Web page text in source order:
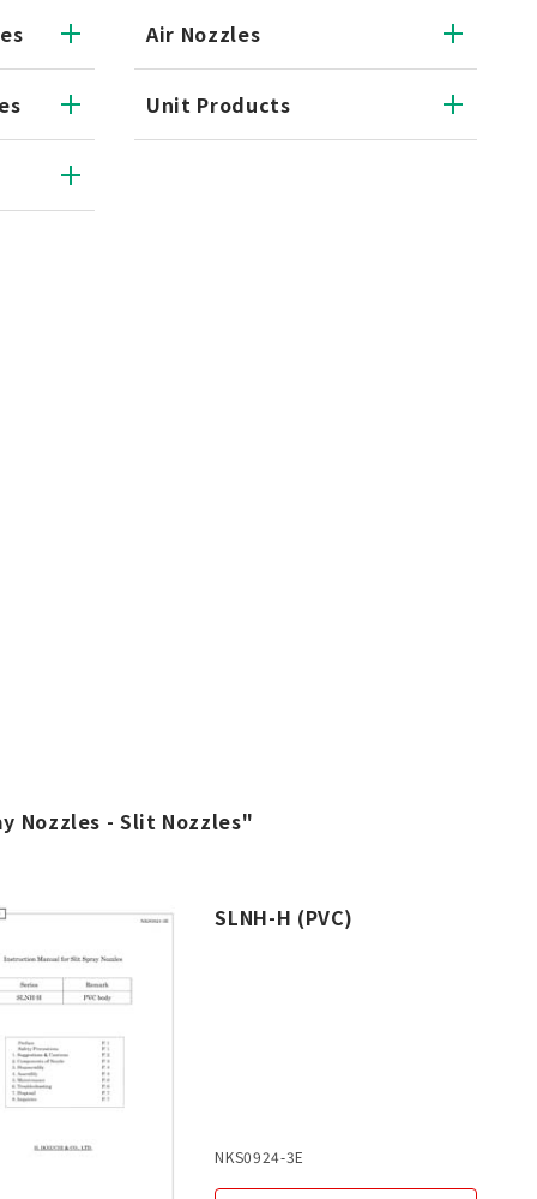
Air Nozzles
Unit Products
Nozzles - Slit Nozzles"
SLNH-H (PVC)
NKS0924-3E